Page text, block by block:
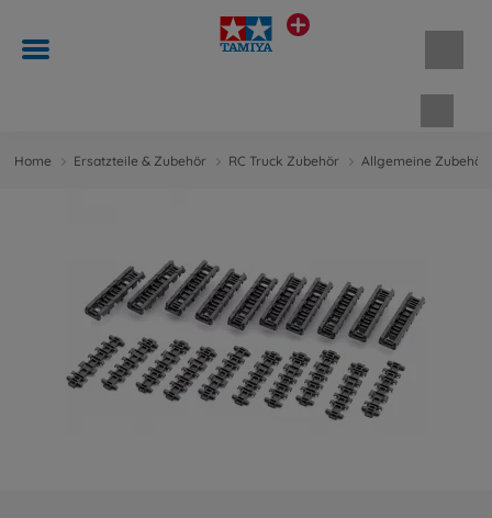
Home Ersatzteile & Zubehör RC Truck Zubehör Allgemeine